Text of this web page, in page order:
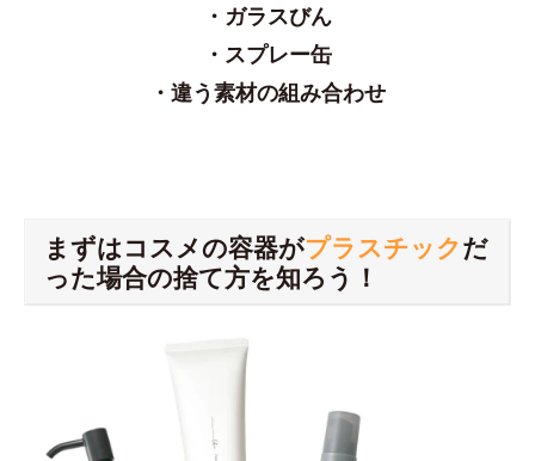
・ガラスびん
・スプレー缶
・違う素材の組み合わせ
まずはコスメの容器がプラスチックだ
った場合の捨て方を知ろう！